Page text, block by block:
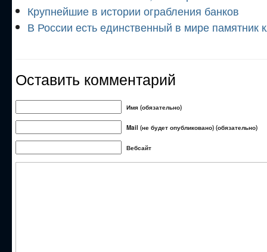
Крупнейшие в истории ограбления банков
В России есть единственный в мире памятник
Оставить комментарий
Имя (обязательно)
Mail (не будет опубликовано) (обязательно)
Вебсайт